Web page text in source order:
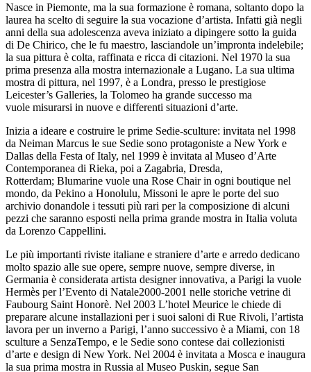
Nasce in Piemonte, ma la sua formazione è romana, soltanto dopo la
laurea ha scelto di seguire la sua vocazione d’artista. Infatti già negli
anni della sua adolescenza aveva iniziato a dipingere sotto la guida
di De Chirico, che le fu maestro, lasciandole un’impronta indelebile;
la sua pittura è colta, raffinata e ricca di citazioni. Nel 1970 la sua
prima presenza alla mostra internazionale a Lugano. La sua ultima
mostra di pittura, nel 1997, è a Londra, presso le prestigiose
Leicester’s Galleries, la Tolomeo ha grande successo ma
vuole misurarsi in nuove e differenti situazioni d’arte.
Inizia a ideare e costruire le prime Sedie-sculture: invitata nel 1998
da Neiman Marcus le sue Sedie sono protagoniste a New York e
Dallas della Festa of Italy, nel 1999 è invitata al Museo d’Arte
Contemporanea di Rieka, poi a Zagabria, Dresda,
Rotterdam; Blumarine vuole una Rose Chair in ogni boutique nel
mondo, da Pekino a Honolulu, Missoni le apre le porte del suo
archivio donandole i tessuti più rari per la composizione di alcuni
pezzi che saranno esposti nella prima grande mostra in Italia voluta
da Lorenzo Cappellini.
Le più importanti riviste italiane e straniere d’arte e arredo dedicano
molto spazio alle sue opere, sempre nuove, sempre diverse, in
Germania è considerata artista designer innovativa, a Parigi la vuole
Hermès per l’Evento di Natale2000-2001 nelle storiche vetrine di
Faubourg Saint Honorè. Nel 2003 L’hotel Meurice le chiede di
preparare alcune installazioni per i suoi saloni di Rue Rivoli, l’artista
lavora per un inverno a Parigi, l’anno successivo è a Miami, con 18
sculture a SenzaTempo, e le Sedie sono contese dai collezionisti
d’arte e design di New York. Nel 2004 è invitata a Mosca e inaugura
la sua prima mostra in Russia al Museo Puskin, segue San